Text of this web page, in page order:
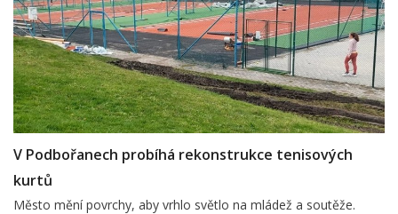
V Podbořanech probíhá rekonstrukce tenisových
kurtů
Město mění povrchy, aby vrhlo světlo na mládež a soutěže.